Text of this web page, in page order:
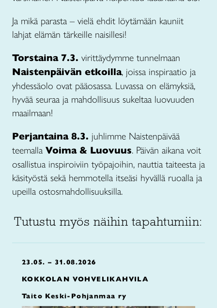
Ja mikä parasta – vielä ehdit löytämään kauniit
lahjat elämän tärkeille naisillesi!
Torstaina 7.3. virittäydymme tunnelmaan
Naistenpäivän etkoilla, joissa inspiraatio ja
yhdessäolo ovat pääosassa. Luvassa on elämyksiä,
hyvää seuraa ja mahdollisuus sukeltaa luovuuden
maailmaan!
Perjantaina 8.3. juhlimme Naistenpäivää
teemalla Voima & Luovuus. Päivän aikana voit
osallistua inspiroiviin työpajoihin, nauttia taiteesta ja
käsityöstä sekä hemmotella itseäsi hyvällä ruoalla ja
upeilla ostosmahdollisuuksilla.
Tutustu myös näihin tapahtumiin:
23.05. – 31.08.2026
KOKKOLAN VOHVELIKAHVILA
Taito Keski-Pohjanmaa ry